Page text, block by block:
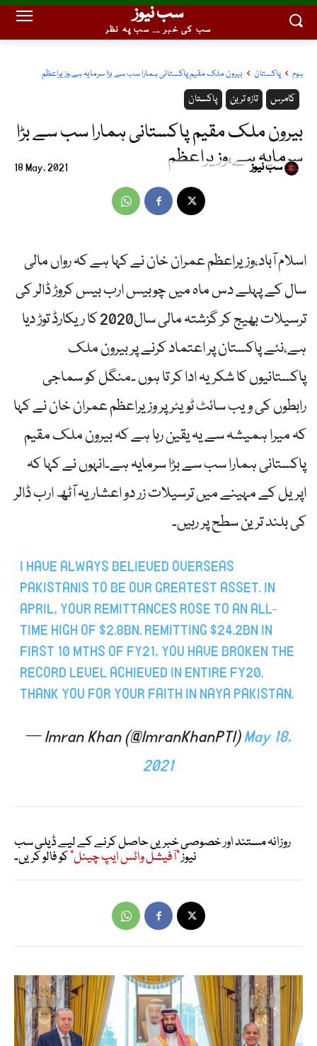
سب نیوز
سب کی خبر ... سب پہ نظر
ہوم پاکستان بیرون ملک مقیم پاکستانی ہمارا سب سے بڑا سرمایہ ہے،وزیراعظم
پاکستان تازہ ترین کامرس
بیرون ملک مقیم پاکستانی ہمارا سب سے بڑا
سرمایہ ہے،وزیراعظم
18 May, 2021 سب نیوز
اسلام آباد،وزیراعظم عمران خان نے کہا ہے کہ رواں مالی
سال کے پہلے دس ماہ میں چوبیس ارب بیس کروڑ ڈالر کی
ترسیلات بھیج کر گزشتہ مالی سال2020 کا ریکارڈ توڑ دیا
ہے،نئے پاکستان پر اعتماد کرنے پر بیرون ملک
پاکستانیوں کا شکریہ ادا کر تا ہوں ۔منگل کو سماجی
رابطوں کی ویب سائٹ ٹویٹر پر وزیراعظم عمران خان نے کہا
کہ میرا ہمیشہ سے یہ یقین رہا ہے کہ بیرون ملک مقیم
پاکستانی ہمارا سب سے بڑا سرمایہ ہے۔انہوں نے کہا کہ
اپریل کے مہینے میں ترسیلات زر دو اعشاریہ آٹھ ارب ڈالر
کی بلند ترین سطح پر رہیں۔
I HAVE ALWAYS BELIEVED OVERSEAS
PAKISTANIS TO BE OUR GREATEST ASSET. IN
APRIL, YOUR REMITTANCES ROSE TO AN ALL-
TIME HIGH OF $2.8BN. REMITTING $24.2BN IN
FIRST 10 MTHS OF FY21, YOU HAVE BROKEN THE
RECORD LEVEL ACHIEVED IN ENTIRE FY20.
THANK YOU FOR YOUR FAITH IN NAYA PAKISTAN.
— Imran Khan (@ImranKhanPTI)May 18,
2021
روزانہ مستند اور خصوصی خبریں حاصل کرنے کے لیے ڈیلی سب
نیوز"آفیشل واٹس ایپ چینل"کو فالو کریں۔